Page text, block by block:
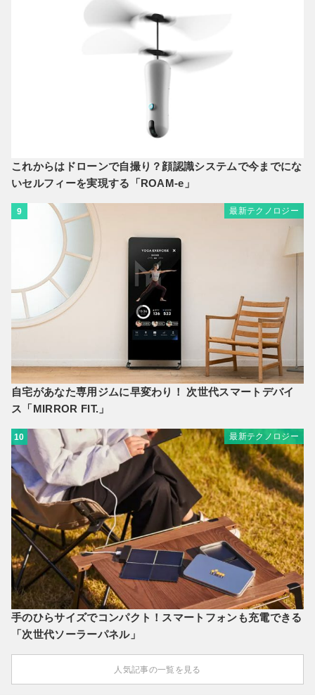
これからはドローンで自撮り？顔認識システムで今までにな
いセルフィーを実現する「ROAM-e」
9 最新テクノロジー
自宅があなた専用ジムに早変わり！ 次世代スマートデバイ
ス「MIRROR FIT.」
10 最新テクノロジー
手のひらサイズでコンパクト！スマートフォンも充電できる
「次世代ソーラーパネル」
人気記事の一覧を見る